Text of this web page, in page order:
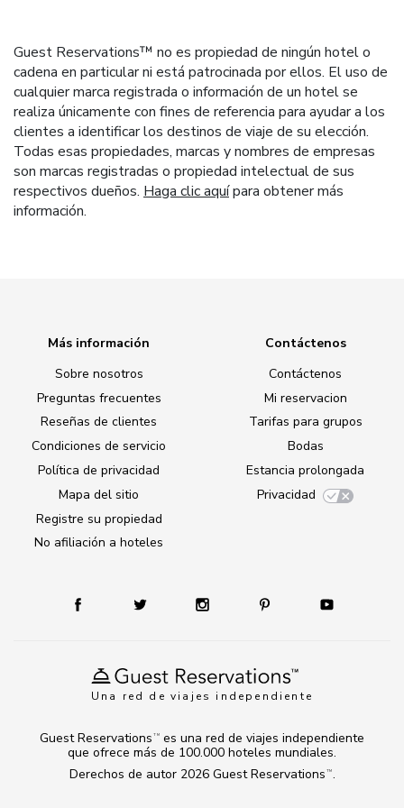
Guest Reservations™ no es propiedad de ningún hotel o
cadena en particular ni está patrocinada por ellos. El uso de
cualquier marca registrada o información de un hotel se
realiza únicamente con fines de referencia para ayudar a los
clientes a identificar los destinos de viaje de su elección.
Todas esas propiedades, marcas y nombres de empresas
son marcas registradas o propiedad intelectual de sus
respectivos dueños. Haga clic aquípara obtener más
información.
Una red de viajes independiente
Más información
Sobre nosotros
Preguntas frecuentes
Reseñas de clientes
Condiciones de servicio
Política de privacidad
Mapa del sitio
Registre su propiedad
No afiliación a hoteles
Contáctenos
Contáctenos
Mi reservacion
Tarifas para grupos
Bodas
Estancia prolongada
Privacidad
Derechos de autor 2026 Guest Reservations TM .
Guest Reservations TM
es una red de viajes independiente
que ofrece más de 100.000 hoteles mundiales.